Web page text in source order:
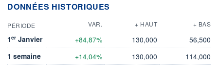
DONNÉES HISTORIQUES
PÉRIODE VAR. + HAUT + BAS
1er Janvier +84,87% 130,000
56,500
1 semaine
+14,04% 130,000
114,000